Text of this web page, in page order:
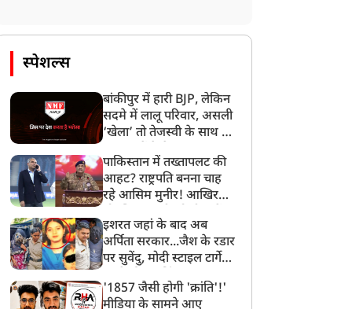
स्पेशल्स
बांकीपुर में हारी BJP, लेकिन
सदमे में लालू परिवार, असली
‘खेला’ तो तेजस्वी के साथ हो
पाकिस्तान में तख्तापलट की
आहट? राष्ट्रपति बनना चाह
रहे आसिम मुनीर! आखिर
बनाया मोहरा?
इशरत जहां के बाद अब
अर्पिता सरकार...जैश के रडार
पर सुवेंदु, मोदी स्टाइल टार्गेट
बड़ा एक्शन!
'1857 जैसी होगी 'क्रांति'!'
मीडिया के सामने आए